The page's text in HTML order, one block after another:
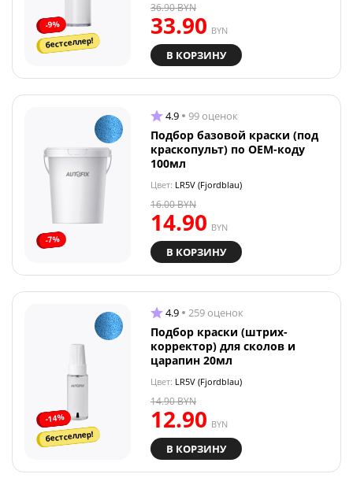
-9%
бестселлер!
33.90 BYN
36.90BYN
В КОРЗИНУ
-7%
4.9 99 оценок
Подбор базовой краски (под
краскопульт) по OEM-коду
100мл
Цвет: LR5V (Fjordblau)
14.90 BYN
16.00BYN
В КОРЗИНУ
-14%
бестселлер!
4.9 259 оценок
Подбор краски (штрих-
корректор) для сколов и
царапин 20мл
Цвет: LR5V (Fjordblau)
12.90 BYN
14.90BYN
В КОРЗИНУ